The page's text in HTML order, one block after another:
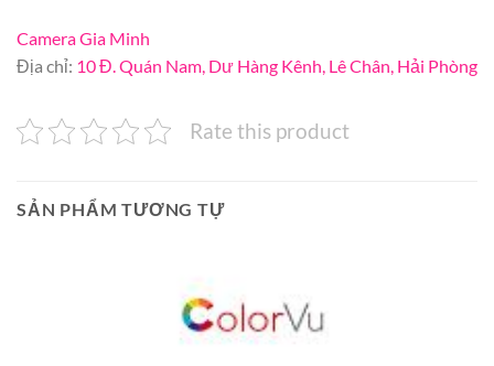
Camera Gia Minh
Địa chỉ: 10 Đ. Quán Nam, Dư Hàng Kênh, Lê Chân, Hải Phòng
Rate this product
SẢN PHẨM TƯƠNG TỰ